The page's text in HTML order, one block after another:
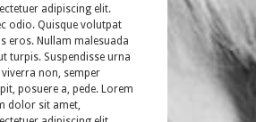
adipiscing elit.
odio. Quisque volutpat
eros. Nullam malesuada
turpis. Suspendisse urna
non, semper
posuere a, pede. Lorem
dolor sit amet,